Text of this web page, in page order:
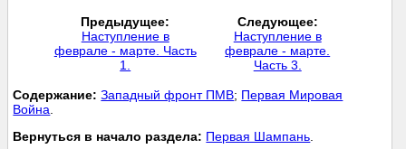
Предыдущее:
Наступление в
феврале - марте. Часть
1.
Следующее:
Наступление в
феврале - марте.
Часть 3.
Cодержание: Западный фронт ПМВ; Первая Мировая
Война
Вернуться в начало раздела: Первая Шампань